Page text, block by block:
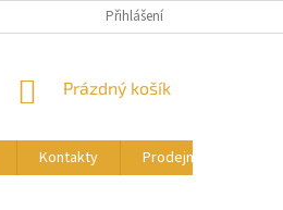
PODMÍNKY OCHRANY OSOBNÍCH ÚDAJŮ
Přihlášení
NÁKUPNÍ
Prázdný košík
Kontakty
Prodejní akce a trhy